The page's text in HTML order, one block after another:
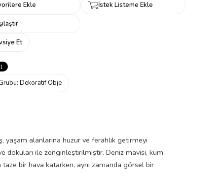
Ekle İstek Listeme Ekle
Et
Dekoratif Obje
yaşam alanlarına huzur ve ferahlık getirmeyi
dokuları ile zenginleştirilmiştir. Deniz mavisi, kum
bir hava katarken, aynı zamanda görsel bir